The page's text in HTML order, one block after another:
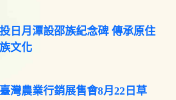
日月潭設邵族紀念碑 傳承原住
文化
灣農業行銷展售會8月22日草